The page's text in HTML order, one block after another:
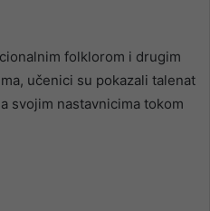
folklorom i drugim
učenici su pokazali talenat
svojim nastavnicima tokom